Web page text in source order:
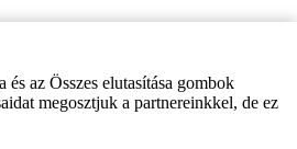
az Összes elutasítása gombok
megosztjuk a partnereinkkel, de ez